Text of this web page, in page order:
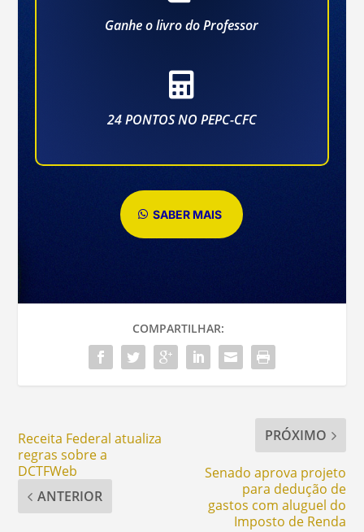
Ganhe o livro do Professor

24 PONTOS NO PEPC-CFC
SABER MAIS
COMPARTILHAR:
Receita Federal atualiza
regras sobre a
DCTFWeb
ANTERIOR
PRÓXIMO
Senado aprova projeto
para dedução de
gastos com aluguel do
Imposto de Renda